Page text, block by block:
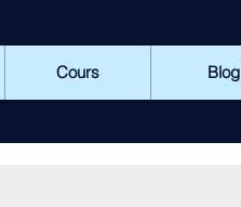
Cours Blog